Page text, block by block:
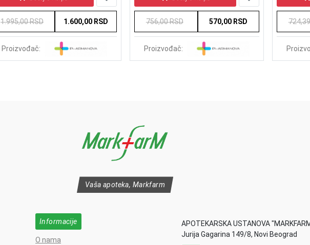
1.995,00 RSD 1.600,00 RSD
Proizvođač:
756,00 RSD 570,00 RSD
Proizvođač:
Vaša apoteka, Markfarm
Informacije
O nama
APOTEKARSKA USTANOVA
Jurija Gagarina 149/8, Novi Beograd